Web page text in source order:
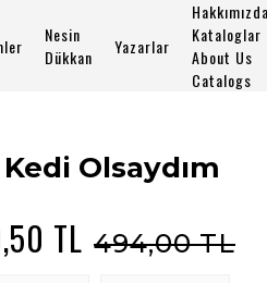
Nesin
Dükkan
Yazarlar
Hakkımızda
Kataloglar
About Us
Catalogs
Olsaydım
TL 494,00 TL